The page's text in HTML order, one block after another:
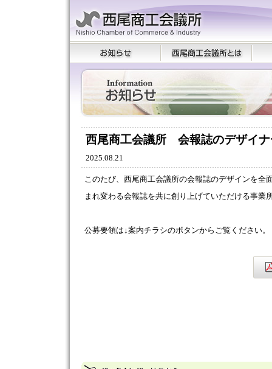
西尾商工会議所 会報誌のデザイナ
2025.08.21
このたび、西尾商工会議所の会報誌のデザインを
まれ変わる会報誌を共に創り上げていただける事
公募要領は↓案内チラシのボタンからご覧ください。